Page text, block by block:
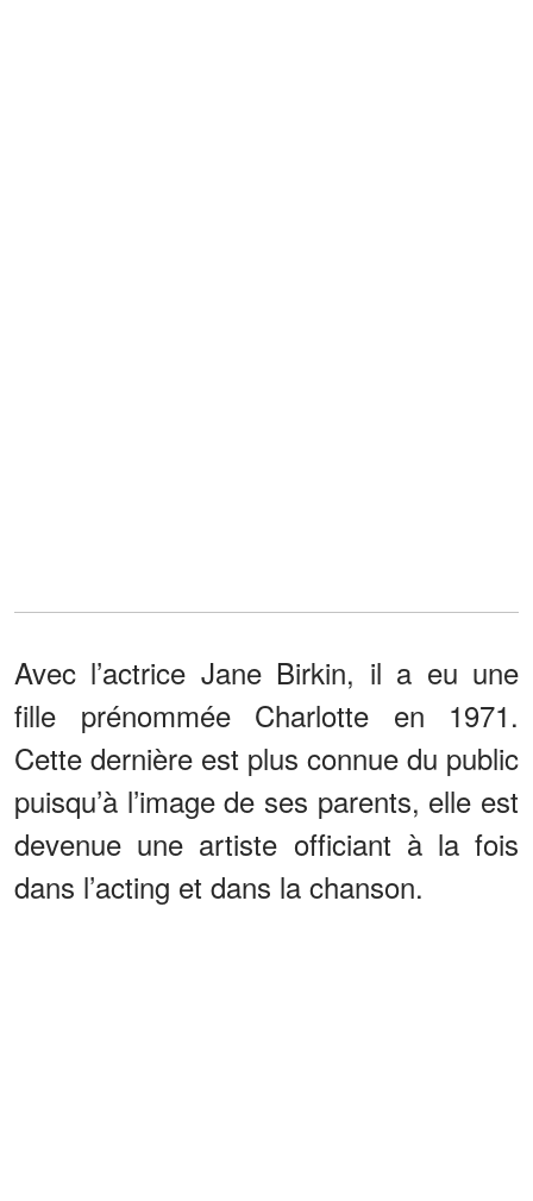
Avec l’actrice Jane Birkin, il a eu une
fille prénommée Charlotte en 1971.
Cette dernière est plus connue du public
puisqu’à l’image de ses parents, elle est
devenue une artiste officiant à la fois
dans l’acting et dans la chanson.